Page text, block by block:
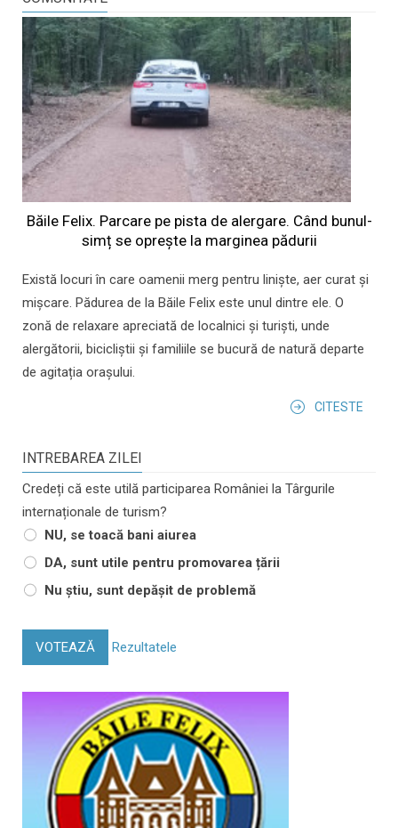
Băile Felix. Parcare pe pista de alergare. Când bunul-
simț se oprește la marginea pădurii
Există locuri în care oamenii merg pentru liniște, aer curat și
mișcare. Pădurea de la Băile Felix este unul dintre ele. O
zonă de relaxare apreciată de localnici și turiști, unde
alergătorii, bicicliștii și familiile se bucură de natură departe
de agitația orașului.
CITESTE
INTREBAREA ZILEI
Credeți că este utilă participarea României la Târgurile
internaționale de turism?
NU, se toacă bani aiurea
DA, sunt utile pentru promovarea țării
Nu știu, sunt depășit de problemă
VOTEAZĂ Rezultatele